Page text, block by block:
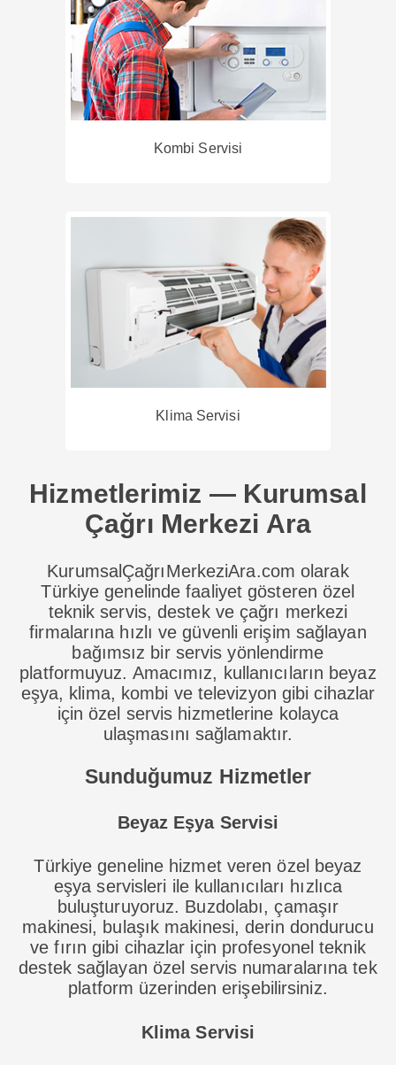
Kombi Servisi
Klima Servisi
Hizmetlerimiz — Kurumsal
Çağrı Merkezi Ara
KurumsalÇağrıMerkeziAra.com olarak
Türkiye genelinde faaliyet gösteren özel
teknik servis, destek ve çağrı merkezi
firmalarına hızlı ve güvenli erişim sağlayan
bağımsız bir servis yönlendirme
platformuyuz. Amacımız, kullanıcıların beyaz
eşya, klima, kombi ve televizyon gibi cihazlar
için özel servis hizmetlerine kolayca
ulaşmasını sağlamaktır.
Sunduğumuz Hizmetler
Beyaz Eşya Servisi
Türkiye geneline hizmet veren özel beyaz
eşya servisleri ile kullanıcıları hızlıca
buluşturuyoruz. Buzdolabı, çamaşır
makinesi, bulaşık makinesi, derin dondurucu
ve fırın gibi cihazlar için profesyonel teknik
destek sağlayan özel servis numaralarına tek
platform üzerinden erişebilirsiniz.
Klima Servisi